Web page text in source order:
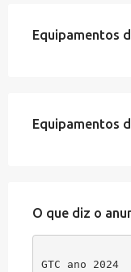
Equipamentos
Equipamentos
O que diz o
GTC ano 2024